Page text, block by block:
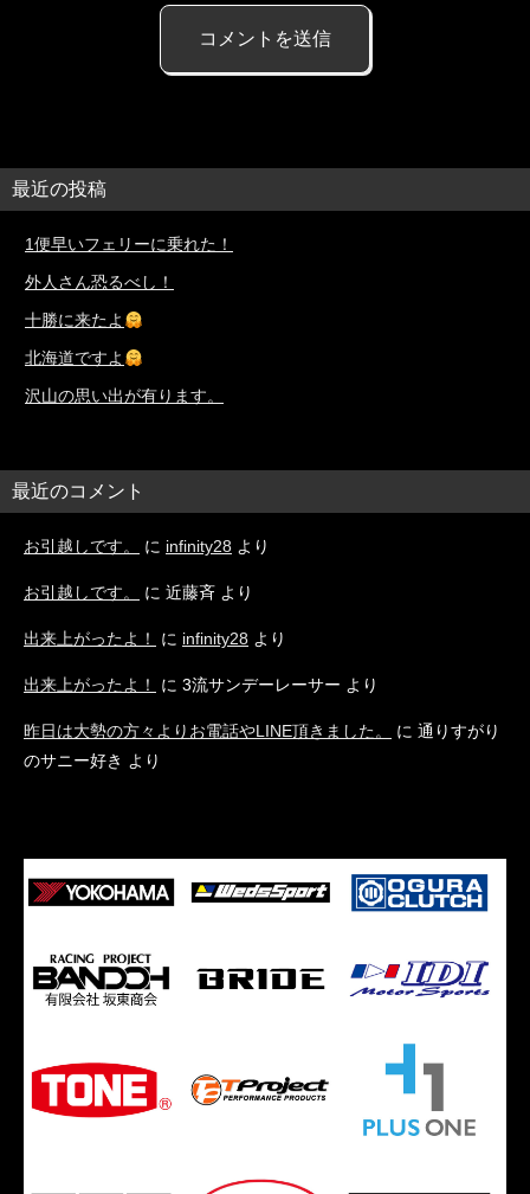
最近の投稿
1便早いフェリーに乗れた！
外人さん恐るべし！
十勝に来たよ
北海道ですよ
沢山の思い出が有ります。
最近のコメント
お引越しです。 に infinity28 より
お引越しです。 に 近藤斉 より
出来上がったよ！ に infinity28 より
出来上がったよ！ に 3流サンデーレーサー より
昨日は大勢の方々よりお電話やLINE頂きました。 に 通りすがり
のサニー好き より